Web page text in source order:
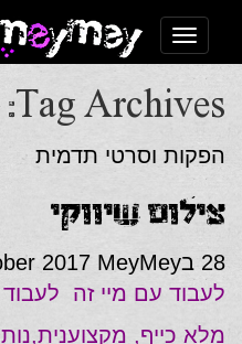
Toggle navigation
Tag Archives: סרט שיווקי
הפקות וסרטי תדמית
צילום שיווקי
28 בOctober 2017
MeyMey
לעבוד עם מיי זה
מלא כייף,